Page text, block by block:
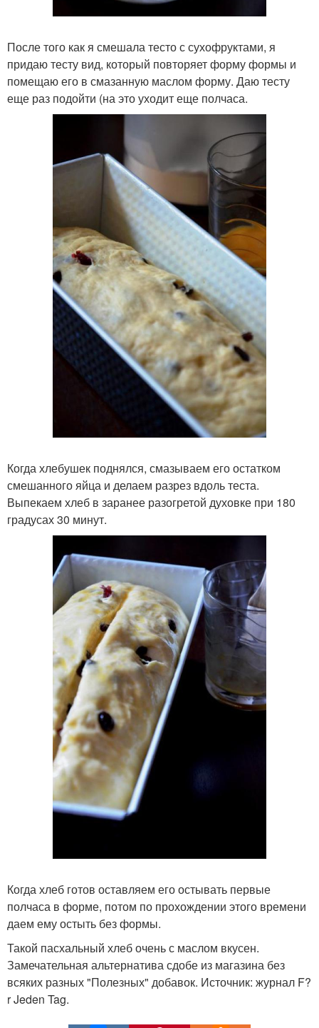
После того как я смешала тесто с сухофруктами, я
придаю тесту вид, который повторяет форму формы и
помещаю его в смазанную маслом форму. Даю тесту
еще раз подойти (на это уходит еще полчаса.
Когда хлебушек поднялся, смазываем его остатком
смешанного яйца и делаем разрез вдоль теста.
Выпекаем хлеб в заранее разогретой духовке при 180
градусах 30 минут.
Когда хлеб готов оставляем его остывать первые
полчаса в форме, потом по прохождении этого времени
даем ему остыть без формы.
Такой пасхальный хлеб очень с маслом вкусен.
Замечательная альтернатива сдобе из магазина без
всяких разных "Полезных" добавок. Источник: журнал F?
r Jeden Tag.